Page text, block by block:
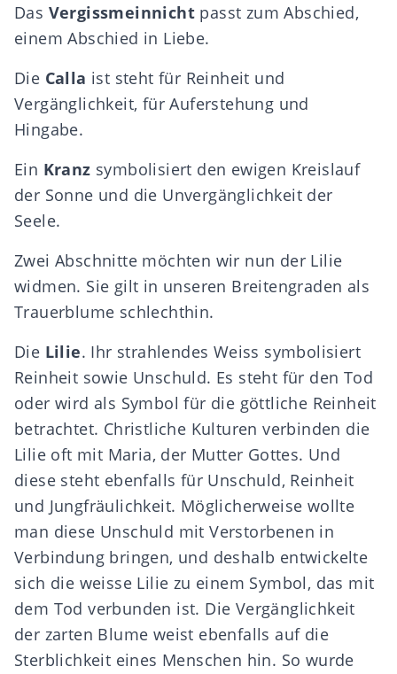
Das Vergissmeinnicht passt zum Abschied,
einem Abschied in Liebe.
Die Calla ist steht für Reinheit und
Vergänglichkeit, für Auferstehung und
Hingabe.
Ein Kranz symbolisiert den ewigen Kreislauf
der Sonne und die Unvergänglichkeit der
Seele.
Zwei Abschnitte möchten wir nun der Lilie
widmen. Sie gilt in unseren Breitengraden als
Trauerblume schlechthin.
Die Lilie. Ihr strahlendes Weiss symbolisiert
Reinheit sowie Unschuld. Es steht für den Tod
oder wird als Symbol für die göttliche Reinheit
betrachtet. Christliche Kulturen verbinden die
Lilie oft mit Maria, der Mutter Gottes. Und
diese steht ebenfalls für Unschuld, Reinheit
und Jungfräulichkeit. Möglicherweise wollte
man diese Unschuld mit Verstorbenen in
Verbindung bringen, und deshalb entwickelte
sich die weisse Lilie zu einem Symbol, das mit
dem Tod verbunden ist. Die Vergänglichkeit
der zarten Blume weist ebenfalls auf die
Sterblichkeit eines Menschen hin. So wurde